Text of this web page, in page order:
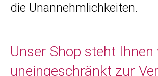
die Unannehmlichkeiten.
Unser Shop steht
uneingeschränkt zur